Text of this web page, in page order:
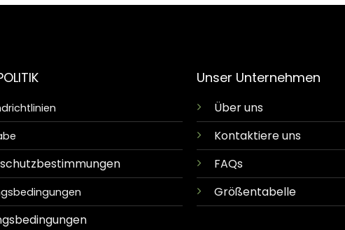
Unser Unternehmen
Über uns
Kontaktiere uns
FAQs
Größentabelle